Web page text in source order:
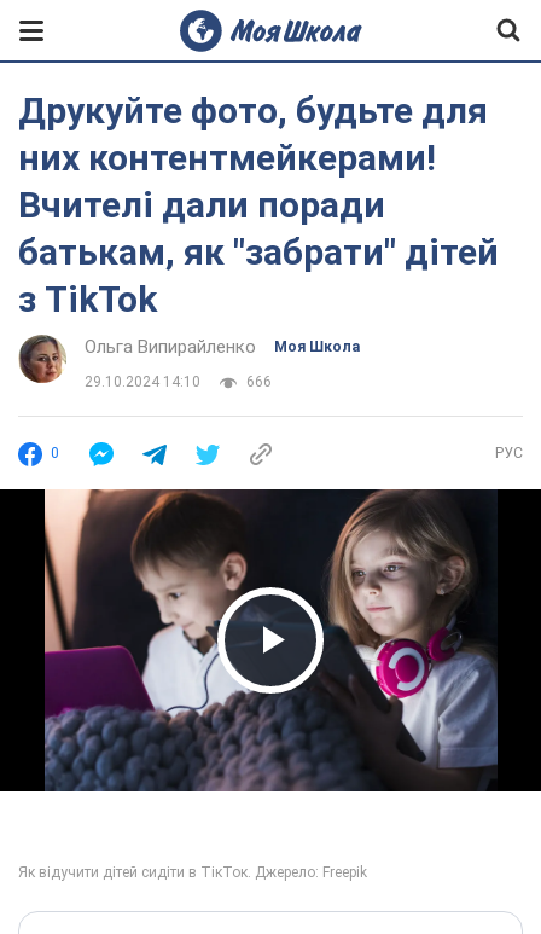
Друкуйте фото, будьте для
них контентмейкерами!
Вчителі дали поради
батькам, як "забрати" дітей
з TikTok
Ольга Випирайленко Моя Школа
29.10.2024 14:10 666
0 РУС
Play Video